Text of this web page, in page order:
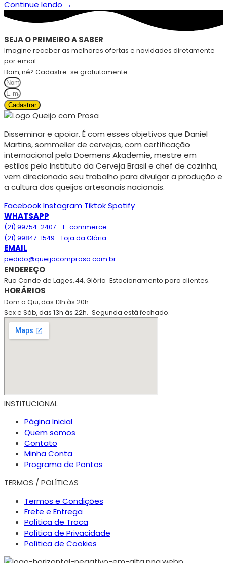
Continue lendo →
SEJA O PRIMEIRO A SABER
Imagine receber as melhores ofertas e novidades diretamente
por email.
Bom, né? Cadastre-se gratuitamente.
Cadastrar
Disseminar e apoiar. É com esses objetivos que Daniel
Martins, sommelier de cervejas, com certificação
internacional pela Doemens Akademie, mestre em
estilos pelo Instituto da Cerveja Brasil e chef de cozinha,
vem direcionado seu trabalho para divulgar a produção e
a cultura dos queijos artesanais nacionais.
FacebookInstagram TiktokSpotify
WHATSAPP
(21) 99754-2407 - E-commerce
(21) 99847-1549 - Loja da Glória
EMAIL
pedido@queijocomprosa.com.br
ENDEREÇO
Rua Conde de Lages, 44, Glória Estacionamento para clientes.
HORÁRIOS
Dom a Qui, das 13h às 20h.
Sex e Sáb, das 13h às 22h. Segunda está fechado.
INSTITUCIONAL
Página Inicial
Quem somos
Contato
Minha Conta
Programa de Pontos
TERMOS / POLÍTICAS
Termos e Condições
Frete e Entrega
Política de Troca
Política de Privacidade
Política de Cookies